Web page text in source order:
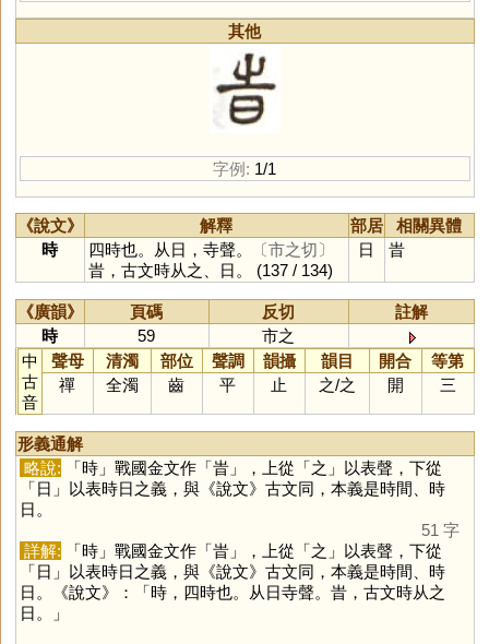
其他
字例: 1/1
《說文》 解釋 部居
相關異體
時
四時也。从日，寺聲。
〔市之切〕
旹，古文時从之、日。 (137 / 134)
日 旹
《廣韻》 頁碼 反切
註解
時
59
市之
中
古
音
聲母 清濁 部位 聲調 韻攝 韻目 開合
等第
禪
全濁 齒 平 止 之/之 開 三
形義通解
略說: 「時」戰國金文作「旹」，上從「之 」以表聲，下從
「日 」以表時日之義，與《說文》古文同，本義是時間、時
日。
51 字
詳解: 「時」戰國金文作「旹」，上從「之 」以表聲，下從
「日 」以表時日之義，與《說文》古文同，本義是時間、時
日。《說文》：「時，四時也。从日寺聲。旹，古文時从之
日。」